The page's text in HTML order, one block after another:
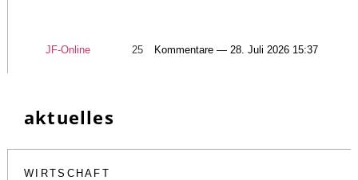
JF-Online 25 Kommentare — 28. Juli 2026 15:37
aktuelles
WIRTSCHAFT